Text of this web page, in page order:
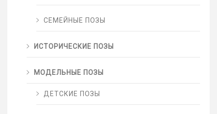
СЕМЕЙНЫЕ ПОЗЫ
ИСТОРИЧЕСКИЕ ПОЗЫ
МОДЕЛЬНЫЕ ПОЗЫ
ДЕТСКИЕ ПОЗЫ